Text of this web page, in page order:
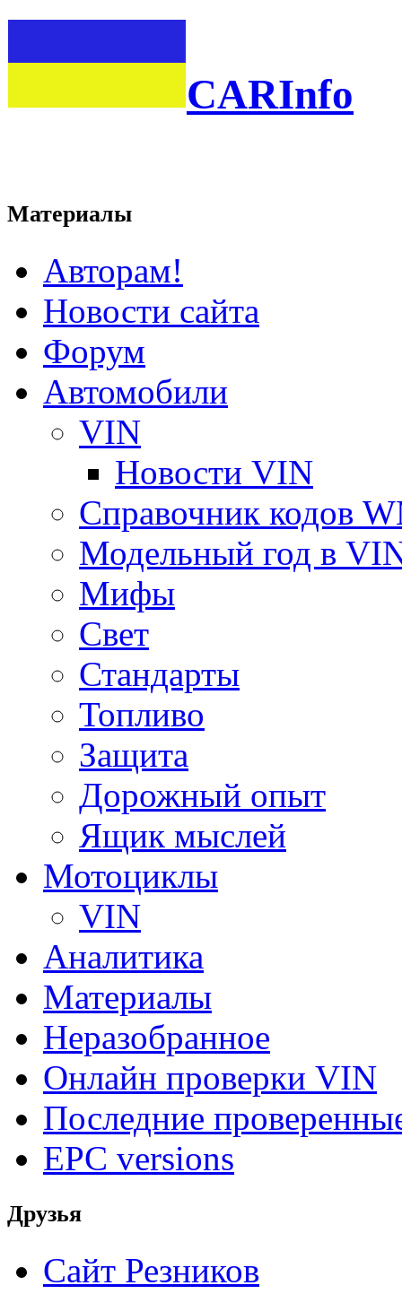
CARInfo
Материалы
Авторам!
Новости сайта
Форум
Автомобили
VIN
Новости VIN
Справочник кодов
Модельный год в
Мифы
Свет
Стандарты
Топливо
Защита
Дорожный опыт
Ящик мыслей
Мотоциклы
VIN
Аналитика
Материалы
Неразобранное
Онлайн проверки VIN
Последние
EPC versions
Друзья
Сайт Резников